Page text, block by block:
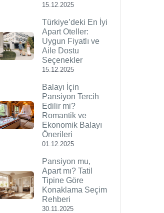
15.12.2025
Türkiye’deki En İyi
Apart Oteller:
Uygun Fiyatlı ve
Aile Dostu
Seçenekler
15.12.2025
Balayı İçin
Pansiyon Tercih
Edilir mi?
Romantik ve
Ekonomik Balayı
Önerileri
01.12.2025
Pansiyon mu,
Apart mı? Tatil
Tipine Göre
Konaklama Seçim
Rehberi
30.11.2025